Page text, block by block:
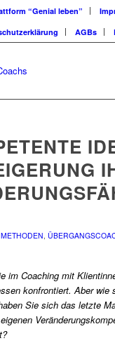
“Genial leben”
AGBs
METHODEN,
im Coaching mit
konfrontiert. Aber wie
Sie sich das letzte